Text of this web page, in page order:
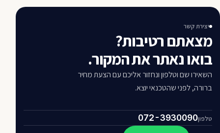
יצירת קשר
מצאתם רטיבות?
בואו נאתר את המקור.
השאירו שם וטלפון ונחזור אליכם עם הצעת מחיר
ברורה, לפני שהטכנאי יוצא.
טלפון072-3930090